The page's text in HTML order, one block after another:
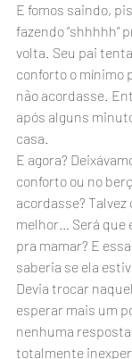
E fomos saindo,
fazendo “shhhhh”
volta. Seu pai
conforto o mínimo
não acordasse.
após alguns
casa.
E agora?
conforto ou no
acordasse?
melhor… Será que
pra mamar? E
saberia se ela
Devia trocar
esperar mais um
nenhuma
totalmente